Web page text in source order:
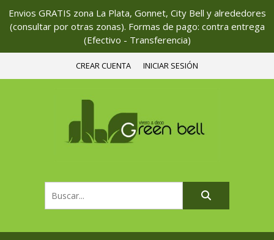
Envios GRATIS zona La Plata, Gonnet, City Bell y alrededores
(consultar por otras zonas). Formas de pago: contra entrega
(Efectivo - Transferencia)
CREAR CUENTA INICIAR SESIÓN